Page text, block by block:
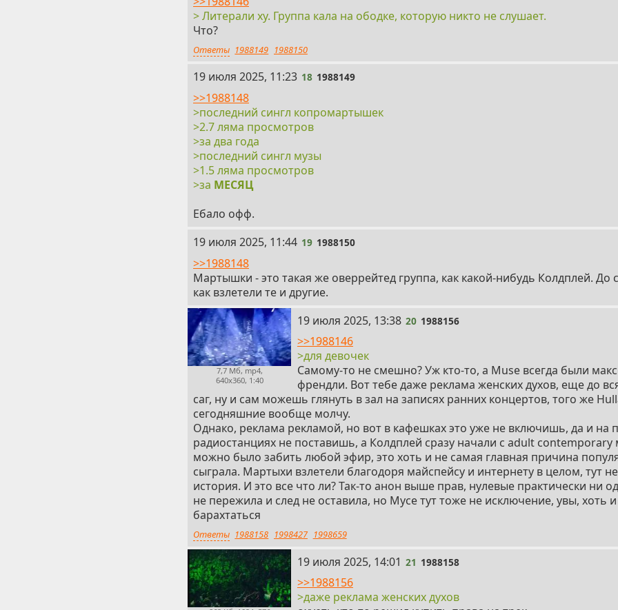
> Литерали ху. Группа кала на ободке, которую никто не слушает.
Что?
Ответы 1988149 1988150
18
19 июля 2025, 11:23 18 1988149
>>1988148
>последний сингл копромартышек
>2.7 ляма просмотров
>за два года
>последний сингл музы
>1.5 ляма просмотров
>за МЕСЯЦ
Ебало офф.
19
19 июля 2025, 11:44 19 1988150
>>1988148
Мартышки - это такая же оверрейтед группа, как какой-нибудь Колдплей.
как взлетели те и другие.
7,7 Мб, mp4,
640x360, 1:40
20
19 июля 2025, 13:38 20 1988156
>>1988146
>для девочек
Самому-то не смешно? Уж кто-то, а Muse всегда были
френдли. Вот тебе даже реклама женских духов, еще до
саг, ну и сам можешь глянуть в зал на записях ранних концертов, того же
сегодняшние вообще молчу.
Однако, реклама рекламой, но вот в кафешках это уже не включишь, да и на
радиостанциях не поставишь, а Колдплей сразу начали с adult contemporary
можно было забить любой эфир, это хоть и не самая главная причина
сыграла. Мартыхи взлетели благодоря майспейсу и интернету в целом, тут
история. И это все что ли? Так-то анон выше прав, нулевые практически ни
не пережила и след не оставила, но Мусе тут тоже не исключение, увы, хоть
барахтаться
Ответы 1988158 1998427 1998659
21
19 июля 2025, 14:01 21 1988158
>>1988156
>даже реклама женских духов